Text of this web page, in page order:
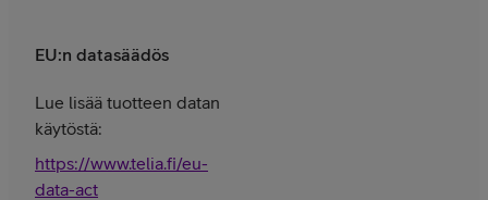
EU:n datasäädös
Lue lisää tuotteen datan
käytöstä:
https://www.telia.fi/eu-
data-act